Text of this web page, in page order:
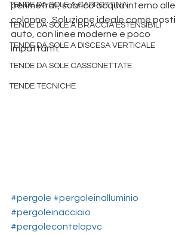
TENDE DA SOLE A CAPPOTTINA
TENDE DA SOLE A BRACCIA ESTENSIBILI
TENDE DA SOLE A DISCESA VERTICALE
TENDE DA SOLE CASSONETTATE
TENDE TECNICHE
perimetrali, scarico acqua interno alle
colonne.  Soluzione ideale come posti
auto, con linee moderne e poco
impattanti. dova
tende da sole padova
#pergole #pergoleinalluminio
#pergoleinacciaio
#pergolecontelopvc